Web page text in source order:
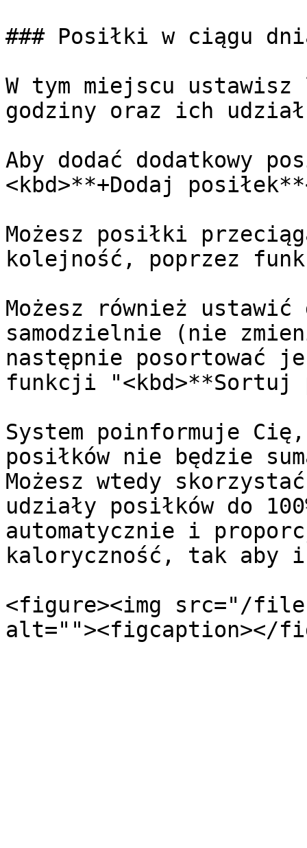
### Posiłki w ciągu
W tym miejscu
godziny oraz ich
Aby dodać dodatkowy
<kbd>**+Dodaj
Możesz posiłki
kolejność, poprzez
Możesz również ustawić
samodzielnie (nie
następnie posortować
funkcji "<kbd>**Sortuj
System poinformuje
posiłków nie będzie
Możesz wtedy
udziały posiłków do
automatycznie i
kaloryczność, tak aby
<figure><img src="/files/